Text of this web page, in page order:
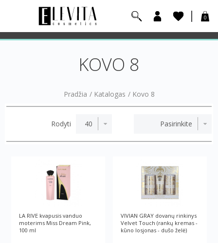
0
KOVO 8
Pradžia / Katalogas / Kovo 8
Rodyti
LA RIVE kvapusis vanduo
moterims Miss Dream Pink,
100 ml
VIVIAN GRAY dovanų rinkinys
Velvet Touch (rankų kremas -
kūno losjonas - dušo želė)